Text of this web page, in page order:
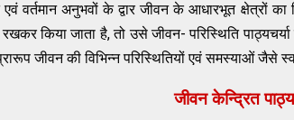
वर्तमान अनुभवों के द्वार जीवन के आधारभूत क्षेत्रों
किया जाता है, तो उसे जीवन- परिस्थिति
जीवन की विभिन्न परिस्थितियों एवं समस्याओं जैसे
जीवन केन्द्रित